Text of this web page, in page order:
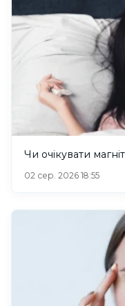
Чи очікувати
02 сер. 2026 18:55